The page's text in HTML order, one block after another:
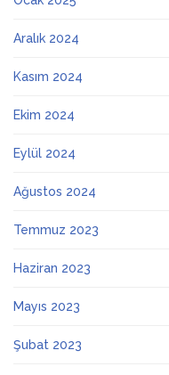
Aralık 2024
Kasım 2024
Ekim 2024
Eylül 2024
Ağustos 2024
Temmuz 2023
Haziran 2023
Mayıs 2023
Şubat 2023